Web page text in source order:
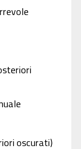
oscurati)